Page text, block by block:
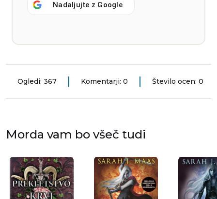
Nadaljujte z Google
Ogledi: 367 Komentarji: 0 Število ocen: 0
Morda vam bo všeč tudi